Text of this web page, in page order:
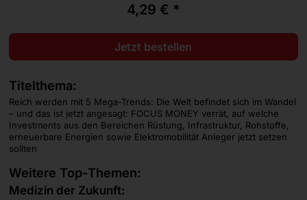
4,29 € *
Jetzt bestellen
Titelthema:
Reich werden mit 5 Mega-Trends: Die Welt befindet sich im Wandel
– und das ist jetzt angesagt: FOCUS MONEY verrät, auf welche
Investments aus den Bereichen Rüstung, Infrastruktur, Rohstoffe,
erneuerbare Energien sowie Elektromobilität Anleger jetzt setzen
sollten
Weitere Top-Themen:
Medizin der Zukunft: